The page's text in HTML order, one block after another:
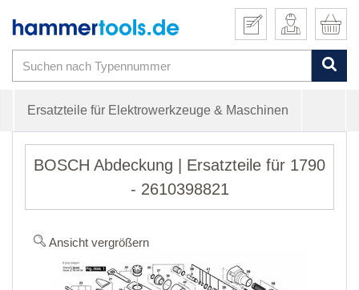
Ersatzteile für Elektrowerkzeuge & Maschinen
BOSCH Abdeckung | Ersatzteile für 1790
- 2610398821
Ansicht vergrößern